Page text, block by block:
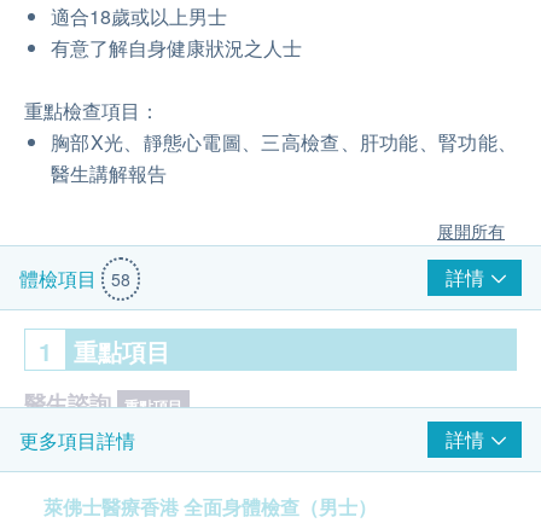
適合18歲或以上男士
有意了解自身健康狀況之人士
重點檢查項目：
胸部X光、靜態心電圖、三高檢查、肝功能、腎功能、
醫生講解報告
展開所有
體檢項目 58 詳情
1 重點項目
醫生諮詢 重點項目
全科醫生會診(兩次) - 首次檢查及複診
癌症指標 重點項目
更多項目詳情 詳情
萊佛士醫療香港 全面身體檢查（男士）